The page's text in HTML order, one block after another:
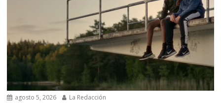
agosto 5, 2026 La Redacción